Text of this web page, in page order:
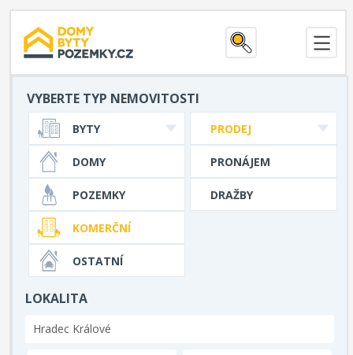
VYBERTE TYP NEMOVITOSTI
PRODEJ
PRONÁJEM
DRAŽBY
BYTY
DOMY
POZEMKY
KOMERČNÍ
OSTATNÍ
LOKALITA